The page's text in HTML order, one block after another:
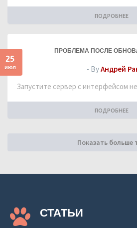
ПОДРОБНЕЕ
25
июл
ПРОБЛЕМА ПОСЛЕ
- ByАндрей
Запустите сервер с интерфейсом
ПОДРОБНЕЕ
Показать больше
СТАТЬИ